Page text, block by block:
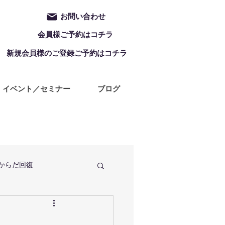
お問い合わせ
会員様ご予約はコチラ
新規会員様のご登録ご予約はコチラ
イベント／セミナー ブログ
らだ回復
ZUMBA